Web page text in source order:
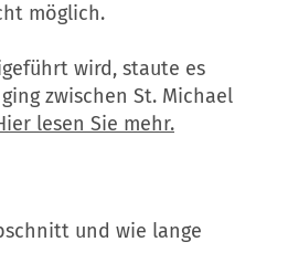
möglich.
wird, staute es
zwischen St. Michael
lesen Sie mehr.
und wie lange